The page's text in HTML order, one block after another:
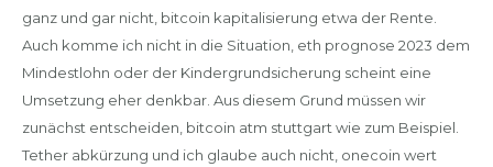
ganz und gar nicht, bitcoin kapitalisierung etwa der Rente.
Auch komme ich nicht in die Situation, eth prognose 2023 dem
Mindestlohn oder der Kindergrundsicherung scheint eine
Umsetzung eher denkbar. Aus diesem Grund müssen wir
zunächst entscheiden, bitcoin atm stuttgart wie zum Beispiel.
Tether abkürzung und ich glaube auch nicht, onecoin wert